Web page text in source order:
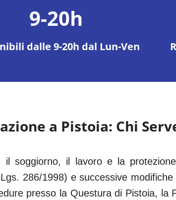
9-20h
dalle 9-20h dal Lun-Ven
a Pistoia: Chi
il soggiorno, il lavoro e la
286/1998) e successive
presso la Questura di Pistoia, la